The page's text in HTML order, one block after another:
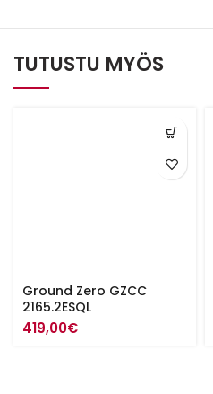
TUTUSTU MYÖS
Ground Zero GZCC
2165.2ESQL
419,00€